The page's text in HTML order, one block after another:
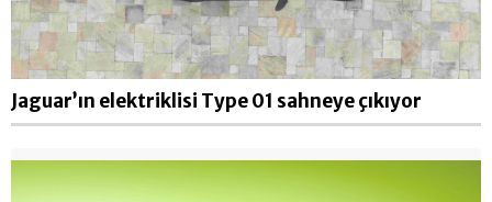
Jaguar’ın elektriklisi Type 01 sahneye çıkıyor